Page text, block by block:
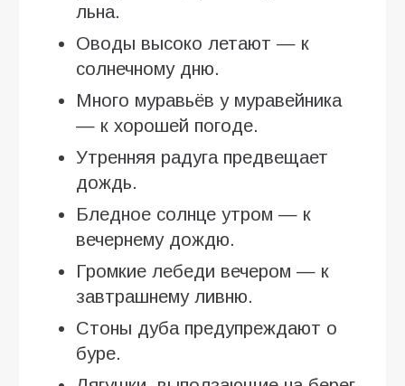
льна.
Оводы высоко летают — к
солнечному дню.
Много муравьёв у муравейника
— к хорошей погоде.
Утренняя радуга предвещает
дождь.
Бледное солнце утром — к
вечернему дождю.
Громкие лебеди вечером — к
завтрашнему ливню.
Стоны дуба предупреждают о
буре.